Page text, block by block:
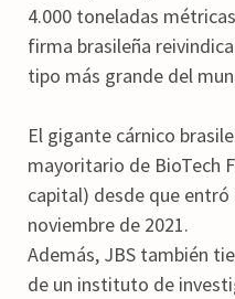
4.000 toneladas
firma brasileña
tipo más grande del
El gigante cárnico
mayoritario de BioTech
capital) desde que entró
noviembre de 2021.
Además, JBS también
de un instituto de